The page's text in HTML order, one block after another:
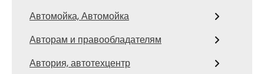
Автомойка, Автомойка
Авторам и правообладателям
Автория, автотехцентр